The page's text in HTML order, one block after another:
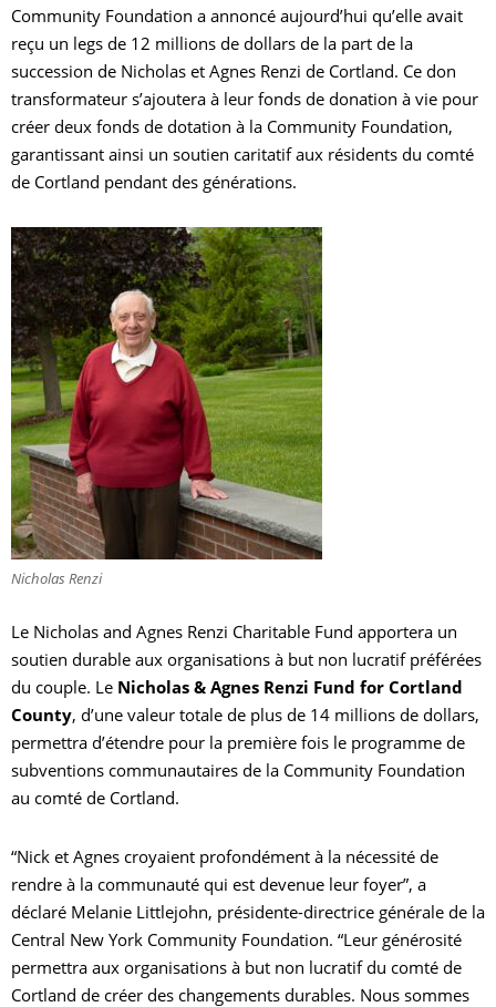
Community Foundation a annoncé aujourd’hui qu’elle avait
reçu un legs de 12 millions de dollars de la part de la
succession de Nicholas et Agnes Renzi de Cortland. Ce don
transformateur s’ajoutera à leur fonds de donation à vie pour
créer deux fonds de dotation à la Community Foundation,
garantissant ainsi un soutien caritatif aux résidents du comté
de Cortland pendant des générations.
Nicholas Renzi
Le Nicholas and Agnes Renzi Charitable Fund apportera un
soutien durable aux organisations à but non lucratif préférées
du couple. Le Nicholas & Agnes Renzi Fund for Cortland
County, d’une valeur totale de plus de 14 millions de dollars,
permettra d’étendre pour la première fois le programme de
subventions communautaires de la Community Foundation
au comté de Cortland.
“Nick et Agnes croyaient profondément à la nécessité de
rendre à la communauté qui est devenue leur foyer”, a
déclaré Melanie Littlejohn, présidente-directrice générale de la
Central New York Community Foundation. “Leur générosité
permettra aux organisations à but non lucratif du comté de
Cortland de créer des changements durables. Nous sommes